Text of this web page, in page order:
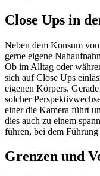
Close Ups in
Neben dem Konsum
gerne eigene
Ob im Alltag oder
sich auf Close Ups
eigenen Körpers.
solcher
einer die Kamera führt
dies auch zu einem
führen, bei dem
Grenzen und